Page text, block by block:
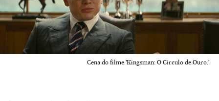
Cena do filme 'Kingsman: O Círculo de Ouro.'